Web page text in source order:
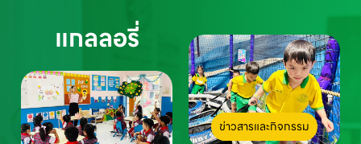
แกลลอรี่
ข่าวสารและกิจกรรม